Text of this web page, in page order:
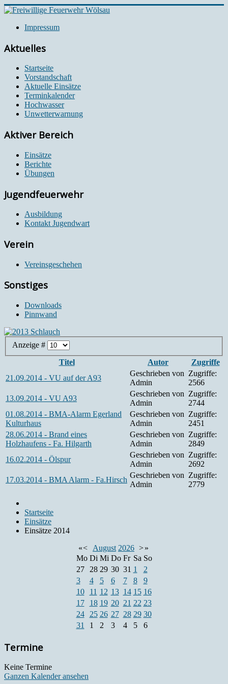
Impressum
Aktuelles
Startseite
Vorstandschaft
Aktuelle Einsätze
Terminkalender
Hochwasser
Unwetterwarnung
Aktiver Bereich
Einsätze
Berichte
Übungen
Jugendfeuerwehr
Ausbildung
Kontakt Jugendwart
Verein
Vereinsgeschehen
Sonstiges
Downloads
Pinnwand
Anzeige #
Titel
Autor
Zugriffe
21.09.2014 - VU auf der A93
Geschrieben von
Admin
Zugriffe:
2566
13.09.2014 - VU A93
Geschrieben von
Admin
Zugriffe:
2744
01.08.2014 - BMA-Alarm Egerland
Kulturhaus
Geschrieben von
Admin
Zugriffe:
2451
28.06.2014 - Brand eines
Holzhaufens - Fa. Hilgarth
Geschrieben von
Admin
Zugriffe:
2849
16.02.2014 - Ölspur
Geschrieben von
Admin
Zugriffe:
2692
17.03.2014 - BMA Alarm - Fa.Hirsch
Geschrieben von
Admin
Zugriffe:
2779
Startseite
Einsätze
Einsätze 2014
«< August 2026 >»
Mo Di Mi Do Fr Sa So
27
28 29 30 31 1
2
3
4 5 6 7 8
9
10
11 12 13 14 15 16
17
18 19 20 21 22 23
24
25 26 27 28 29 30
31
1 2 3 4 5 6
Termine
Keine Termine
Ganzen Kalender ansehen